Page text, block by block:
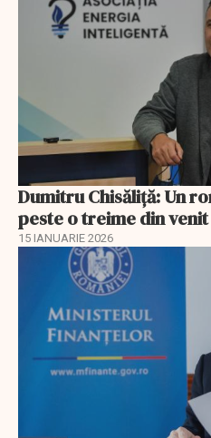
Dumitru Chisăliţă: Un
peste o treime din
15 IANUARIE 2026